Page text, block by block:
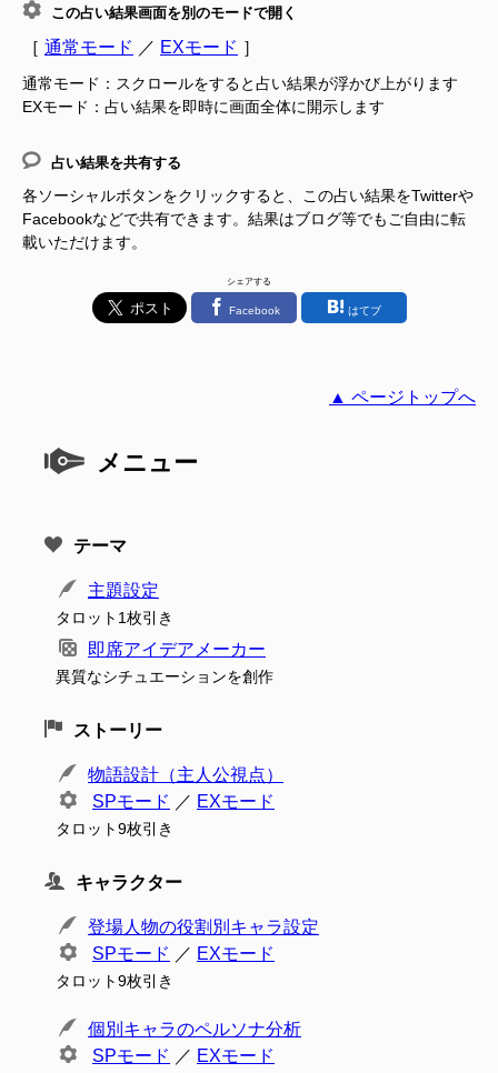
この占い結果画面を別のモードで開く
［ 通常モード ／ EXモード ］
通常モード：スクロールをすると占い結果が浮かび上がります
EXモード：占い結果を即時に画面全体に開示します
占い結果を共有する
各ソーシャルボタンをクリックすると、この占い結果をTwitterや
Facebookなどで共有できます。結果はブログ等でもご自由に転
載いただけます。
シェアする
Facebook はてブ
▲ ページトップへ
メニュー
テーマ
主題設定
タロット1枚引き
即席アイデアメーカー
異質なシチュエーションを創作
ストーリー
物語設計（主人公視点）
SPモード ／ EXモード
タロット9枚引き
キャラクター
登場人物の役割別キャラ設定
SPモード ／ EXモード
タロット9枚引き
個別キャラのペルソナ分析
SPモード ／ EXモード